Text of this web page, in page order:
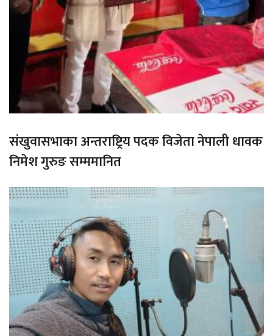
संखुवासभाका अन्तराष्ट्रिय पदक विजेता नेपाली धावक
निमेश गुरुङ सम्ममानित